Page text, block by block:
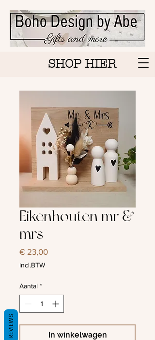
SHOP HIER
Eikenhouten mr &
mrs
€ 23,00Prijs
incl.BTW
Aantal *
In winkelwagen
REVIEWS